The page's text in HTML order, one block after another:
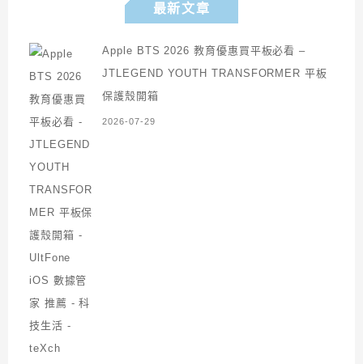
最新文章
Apple BTS 2026 教育優惠買平板必看 –
JTLEGEND YOUTH TRANSFORMER 平板
保護殼開箱
2026-07-29